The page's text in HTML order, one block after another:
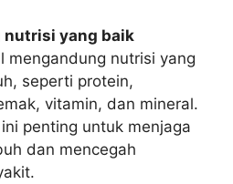
nutrisi yang baik
mengandung nutrisi yang
seperti protein,
vitamin, dan mineral.
penting untuk menjaga
dan mencegah